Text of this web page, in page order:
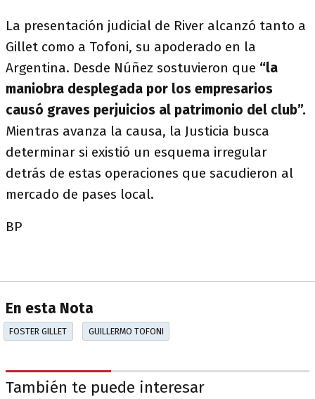
La presentación judicial de River alcanzó tanto a
Gillet como a Tofoni, su apoderado en la
Argentina. Desde Núñez sostuvieron que “la
maniobra desplegada por los empresarios
causó graves perjuicios al patrimonio del club”.
Mientras avanza la causa, la Justicia busca
determinar si existió un esquema irregular
detrás de estas operaciones que sacudieron al
mercado de pases local.
BP
En esta Nota
FOSTER GILLET GUILLERMO TOFONI
También te puede interesar